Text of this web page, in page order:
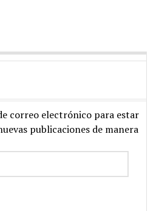
correo electrónico para estar
publicaciones de manera